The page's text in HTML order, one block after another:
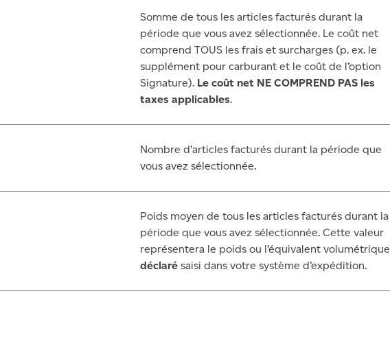
Somme de tous les articles facturés durant la
période que vous avez sélectionnée. Le coût net
comprend TOUS les frais et surcharges (p. ex. le
supplément pour carburant et le coût de l’option
Signature). Le coût net NE COMPREND PAS les
taxes applicables.
Nombre d’articles facturés durant la période que
vous avez sélectionnée.
Poids moyen de tous les articles facturés durant la
période que vous avez sélectionnée. Cette valeur
représentera le poids ou l’équivalent volumétrique
déclaré saisi dans votre système d’expédition.